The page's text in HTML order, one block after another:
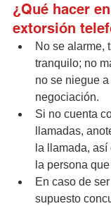
¿Qué hacer
extorsión
No se alarme,
tranquilo; no
no se niegue
negociación.
Si no cuenta
llamadas,
la llamada,
la persona
En caso de
supuesto